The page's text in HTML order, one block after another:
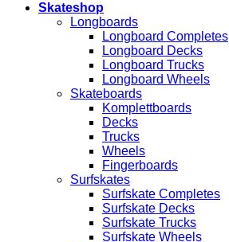
Skateshop
Longboards
Longboard Completes
Longboard Decks
Longboard Trucks
Longboard Wheels
Skateboards
Komplettboards
Decks
Trucks
Wheels
Fingerboards
Surfskates
Surfskate Completes
Surfskate Decks
Surfskate Trucks
Surfskate Wheels